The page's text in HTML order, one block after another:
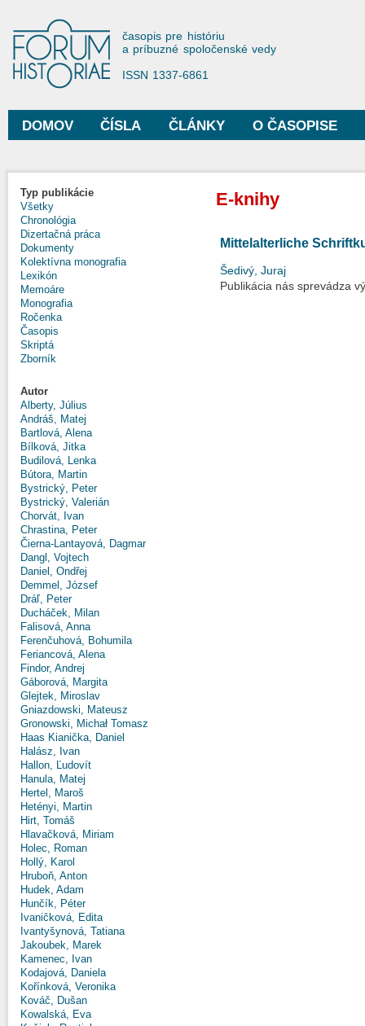
Forum Historiae
časopis pre históriu
a príbuzné spoločenské vedy
ISSN 1337-6861
Hlavné menu
DOMOV ČÍSLA ČLÁNKY O ČASOPISE
Typ publikácie
Všetky
Chronológia
Dizertačná práca
Dokumenty
Kolektívna monografia
Lexikón
Memoáre
Monografia
Ročenka
Časopis
Skriptá
Zborník
Autor
Alberty, Július
Andráš, Matej
Bartlová, Alena
Bílková, Jitka
Budilová, Lenka
Bútora, Martin
Bystrický, Peter
Bystrický, Valerián
Chorvát, Ivan
Chrastina, Peter
Čierna-Lantayová, Dagmar
Dangl, Vojtech
Daniel, Ondřej
Demmel, József
Dráľ, Peter
Ducháček, Milan
Falisová, Anna
Ferenčuhová, Bohumila
Feriancová, Alena
Findor, Andrej
Gáborová, Margita
Glejtek, Miroslav
Gniazdowski, Mateusz
Gronowski, Michał Tomasz
Haas Kianička, Daniel
Halász, Ivan
Hallon, Ľudovít
Hanula, Matej
Hertel, Maroš
Hetényi, Martin
Hirt, Tomáš
Hlavačková, Miriam
Holec, Roman
Hollý, Karol
Hruboň, Anton
Hudek, Adam
Hunčík, Péter
Ivaničková, Edita
Ivantyšynová, Tatiana
Jakoubek, Marek
Kamenec, Ivan
Kodajová, Daniela
Kořínková, Veronika
Kováč, Dušan
Kowalská, Eva
E-knihy
Mittelalterliche
Šedivý, Juraj
Publikácia nás sprevádza